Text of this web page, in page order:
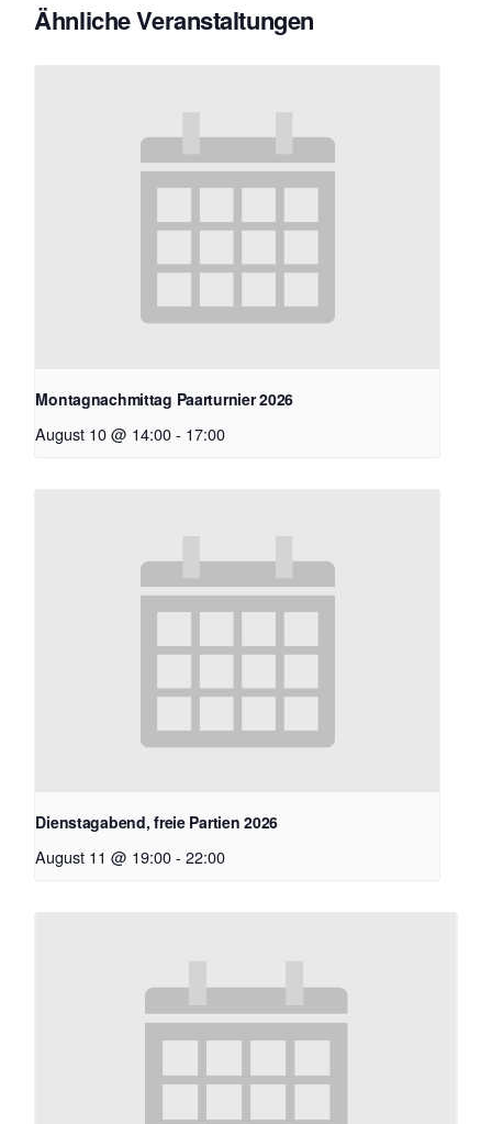
Ähnliche Veranstaltungen
Montagnachmittag Paarturnier 2026
August 10 @ 14:00 - 17:00
Dienstagabend, freie Partien 2026
August 11 @ 19:00 - 22:00